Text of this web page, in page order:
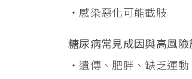
・感染惡化可能截肢
糖尿病常見成因與高風險
・遺傳、肥胖、缺乏運動